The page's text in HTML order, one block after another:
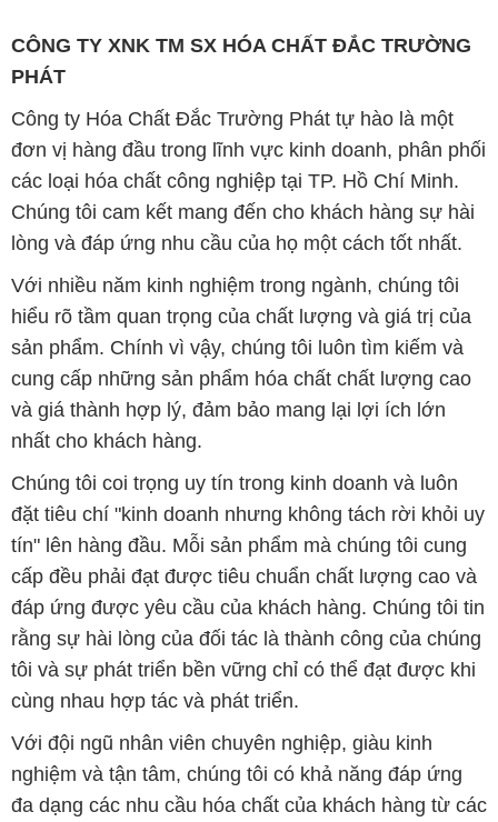
CÔNG TY XNK TM SX HÓA CHẤT ĐẮC TRƯỜNG
PHÁT
Công ty Hóa Chất Đắc Trường Phát tự hào là một
đơn vị hàng đầu trong lĩnh vực kinh doanh, phân phối
các loại hóa chất công nghiệp tại TP. Hồ Chí Minh.
Chúng tôi cam kết mang đến cho khách hàng sự hài
lòng và đáp ứng nhu cầu của họ một cách tốt nhất.
Với nhiều năm kinh nghiệm trong ngành, chúng tôi
hiểu rõ tầm quan trọng của chất lượng và giá trị của
sản phẩm. Chính vì vậy, chúng tôi luôn tìm kiếm và
cung cấp những sản phẩm hóa chất chất lượng cao
và giá thành hợp lý, đảm bảo mang lại lợi ích lớn
nhất cho khách hàng.
Chúng tôi coi trọng uy tín trong kinh doanh và luôn
đặt tiêu chí "kinh doanh nhưng không tách rời khỏi uy
tín" lên hàng đầu. Mỗi sản phẩm mà chúng tôi cung
cấp đều phải đạt được tiêu chuẩn chất lượng cao và
đáp ứng được yêu cầu của khách hàng. Chúng tôi tin
rằng sự hài lòng của đối tác là thành công của chúng
tôi và sự phát triển bền vững chỉ có thể đạt được khi
cùng nhau hợp tác và phát triển.
Với đội ngũ nhân viên chuyên nghiệp, giàu kinh
nghiệm và tận tâm, chúng tôi có khả năng đáp ứng
đa dạng các nhu cầu hóa chất của khách hàng từ các